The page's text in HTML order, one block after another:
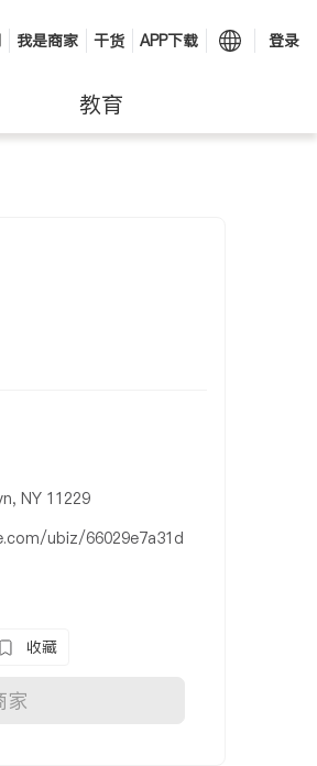
我是商家 干货 APP下载 登录
教育
NY 11229
ubiz/66029e7a31d
收藏
家